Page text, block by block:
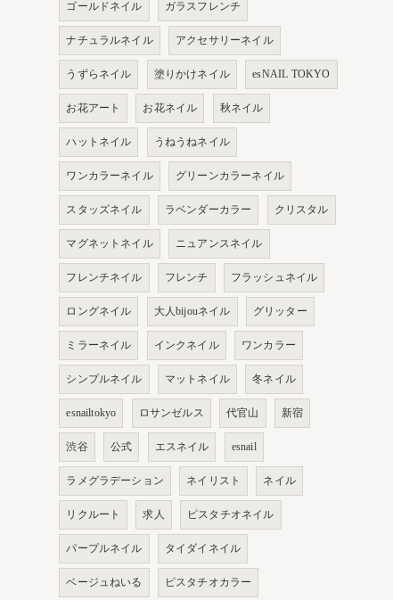
ゴールドネイル ガラスフレンチ
ナチュラルネイル アクセサリーネイル
うずらネイル 塗りかけネイル esNAIL TOKYO
お花アート お花ネイル 秋ネイル
ハットネイル うねうねネイル
ワンカラーネイル グリーンカラーネイル
スタッズネイル ラベンダーカラー クリスタル
マグネットネイル ニュアンスネイル
フレンチネイル フレンチ フラッシュネイル
ロングネイル 大人bijouネイル グリッター
ミラーネイル インクネイル ワンカラー
シンプルネイル マットネイル 冬ネイル
esnailtokyo ロサンゼルス 代官山 新宿
渋谷 公式 エスネイル esnail
ラメグラデーション ネイリスト ネイル
リクルート 求人 ピスタチオネイル
パープルネイル タイダイネイル
ベージュねいる ピスタチオカラー